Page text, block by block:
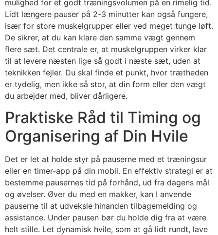
mulighed for et godt træningsvolumen på en rimelig tid.
Lidt længere pauser på 2-3 minutter kan også fungere,
især for store muskelgrupper eller ved meget tunge løft.
De sikrer, at du kan klare den samme vægt gennem
flere sæt. Det centrale er, at muskelgruppen virker klar
til at levere næsten lige så godt i næste sæt, uden at
teknikken fejler. Du skal finde et punkt, hvor trætheden
er tydelig, men ikke så stor, at din form eller den vægt
du arbejder med, bliver dårligere.
Praktiske Råd til Timing og
Organisering af Din Hvile
Det er let at holde styr på pauserne med et træningsur
eller en timer-app på din mobil. En effektiv strategi er at
bestemme pausernes tid på forhånd, ud fra dagens mål
og øvelser. Øver du med en makker, kan I anvende
pauserne til at udveksle hinanden tilbagemelding og
assistance. Under pausen bør du holde dig fra at være
helt stille. Let dynamisk hvile, som at gå lidt rundt, lave